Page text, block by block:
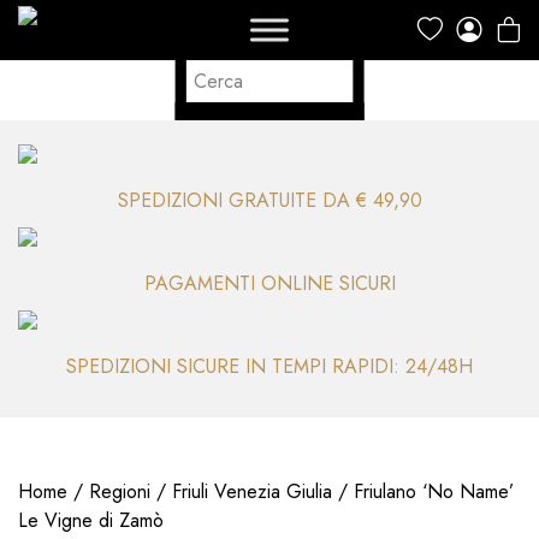
SPEDIZIONI GRATUITE DA € 49,90
PAGAMENTI ONLINE SICURI
SPEDIZIONI SICURE IN TEMPI RAPIDI: 24/48H
Home / Regioni / Friuli Venezia Giulia / Friulano ‘No Name’
Le Vigne di Zamò